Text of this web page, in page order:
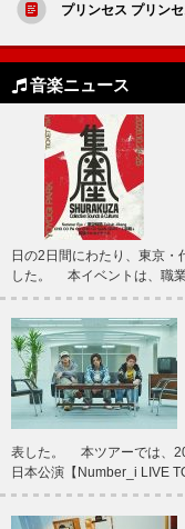
プリンセス プリン
音楽ニュース
日の2日間にわたり、東京
した。 本イベントは、職
表した。 本ツアーでは、
日本公演【Number_i LIVE